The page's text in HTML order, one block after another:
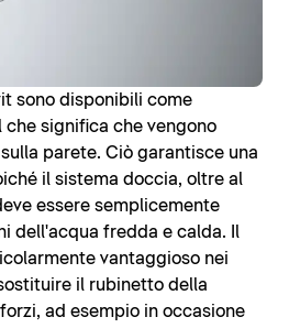
sono disponibili come
significa che vengono
parete. Ciò garantisce una
il sistema doccia, oltre al
essere semplicemente
dell'acqua fredda e calda. Il
vantaggioso nei
il rubinetto della
ad esempio in occasione